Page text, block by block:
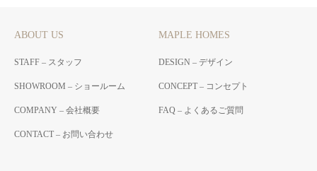
ABOUT US
STAFF – スタッフ
SHOWROOM – ショールーム
COMPANY – 会社概要
CONTACT – お問い合わせ
MAPLE HOMES
DESIGN – デザイン
CONCEPT – コンセプト
FAQ – よくあるご質問